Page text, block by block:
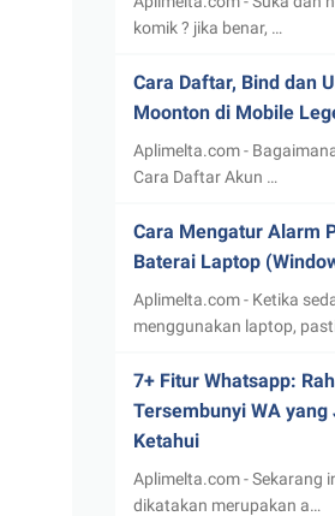
komik ? jika benar, …
Cara Daftar, Bind dan
Moonton di Mobile
Aplimelta.com -
Cara Daftar Akun …
Cara Mengatur Alarm
Baterai Laptop
Aplimelta.com - Ketika
menggunakan laptop,
7+ Fitur Whatsapp:
Tersembunyi WA yang
Ketahui
Aplimelta.com - Sekarang
dikatakan merupakan a…